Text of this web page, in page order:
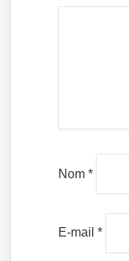
Nom*
E-mail*